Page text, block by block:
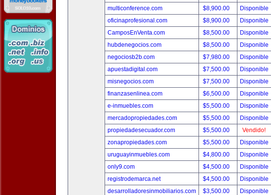
multiconference.com
$8,900.00
Disponible
oficinaprofesional.com
$8,900.00
Disponible
CamposEnVenta.com
$8,500.00
Disponible
hubdenegocios.com
$8,500.00
Disponible
negociosb2b.com
$7,980.00
Disponible
apuestadigital.com
$7,500.00
Disponible
misnegocios.com
$7,500.00
Disponible
finanzasenlinea.com
$6,500.00
Disponible
e-inmuebles.com
$5,500.00
Disponible
mercadopropiedades.com
$5,500.00
Disponible
propiedadesecuador.com
$5,500.00
Vendido!
zonapropiedades.com
$5,500.00
Disponible
uruguayinmuebles.com
$4,800.00
Disponible
only9.com
$4,500.00
Disponible
registrodemarca.net
$4,500.00
Disponible
desarrolladoresinmobiliarios.com
$3,500.00
Disponible